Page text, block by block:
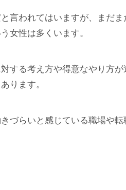
言われてはいますが、まだ
女性は多くいます。
する考え方や得意なやり方
ります。
づらいと感じている職場や